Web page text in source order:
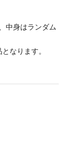
中身はランダム
なります。